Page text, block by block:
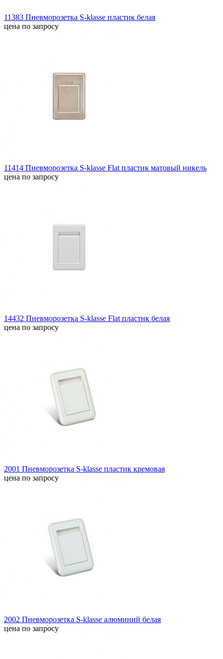
11383 Пневморозетка S-klasse пластик белая
цена по запросу
11414 Пневморозетка S-klasse Flat пластик матовый никель
цена по запросу
14432 Пневморозетка S-klasse Flat пластик белая
цена по запросу
2001 Пневморозетка S-klasse пластик кремовая
цена по запросу
2002 Пневморозетка S-klasse алюминий белая
цена по запросу